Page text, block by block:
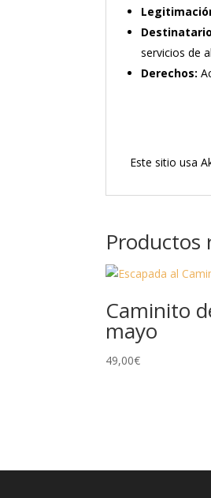
servicios de
Derechos:
Este sitio usa
Productos
Caminito
mayo
49,00€